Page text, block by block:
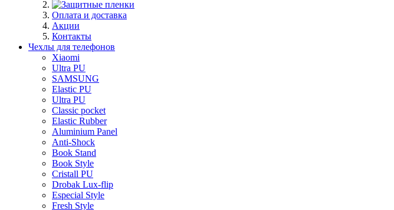
Оплата и доставка
Акции
Контакты
Чехлы для телефонов
Xiaomi
Ultra PU
SAMSUNG
Elastic PU
Ultra PU
Classic pocket
Elastic Rubber
Aluminium Panel
Anti-Shock
Book Stand
Book Style
Cristall PU
Drobak Lux-flip
Especial Style
Fresh Style